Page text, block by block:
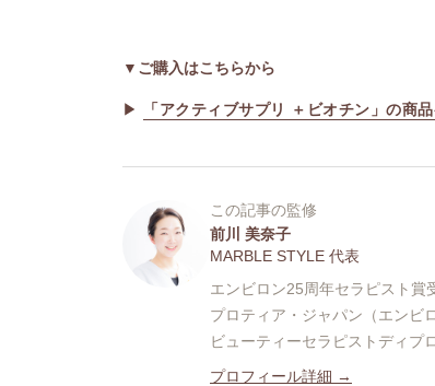
▼ご購入はこちらから
▶ 「アクティブサプリ ＋ビオチン」の商
この記事の監修
前川 美奈子
MARBLE STYLE 代表
エンビロン25周年セラピスト賞
プロティア・ジャパン（エンビ
ビューティーセラピストディプ
プロフィール詳細 →